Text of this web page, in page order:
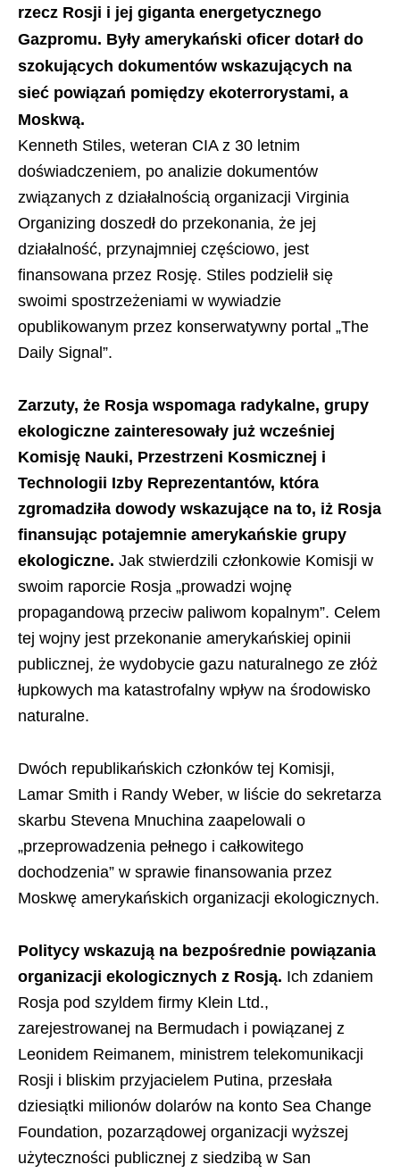
rzecz Rosji i jej giganta energetycznego
Gazpromu. Były amerykański oficer dotarł do
szokujących dokumentów wskazujących na
sieć powiązań pomiędzy ekoterrorystami, a
Moskwą.
Kenneth Stiles, weteran CIA z 30 letnim
doświadczeniem, po analizie dokumentów
związanych z działalnością organizacji Virginia
Organizing doszedł do przekonania, że jej
działalność, przynajmniej częściowo, jest
finansowana przez Rosję. Stiles podzielił się
swoimi spostrzeżeniami w wywiadzie
opublikowanym przez konserwatywny portal „The
Daily Signal”.
Zarzuty, że Rosja wspomaga radykalne, grupy
ekologiczne zainteresowały już wcześniej
Komisję Nauki, Przestrzeni Kosmicznej i
Technologii Izby Reprezentantów, która
zgromadziła dowody wskazujące na to, iż Rosja
finansując potajemnie amerykańskie grupy
ekologiczne. Jak stwierdzili członkowie Komisji w
swoim raporcie Rosja „prowadzi wojnę
propagandową przeciw paliwom kopalnym”. Celem
tej wojny jest przekonanie amerykańskiej opinii
publicznej, że wydobycie gazu naturalnego ze złóż
łupkowych ma katastrofalny wpływ na środowisko
naturalne.
Dwóch republikańskich członków tej Komisji,
Lamar Smith i Randy Weber, w liście do sekretarza
skarbu Stevena Mnuchina zaapelowali o
„przeprowadzenia pełnego i całkowitego
dochodzenia” w sprawie finansowania przez
Moskwę amerykańskich organizacji ekologicznych.
Politycy wskazują na bezpośrednie powiązania
organizacji ekologicznych z Rosją. Ich zdaniem
Rosja pod szyldem firmy Klein Ltd.,
zarejestrowanej na Bermudach i powiązanej z
Leonidem Reimanem, ministrem telekomunikacji
Rosji i bliskim przyjacielem Putina, przesłała
dziesiątki milionów dolarów na konto Sea Change
Foundation, pozarządowej organizacji wyższej
użyteczności publicznej z siedzibą w San